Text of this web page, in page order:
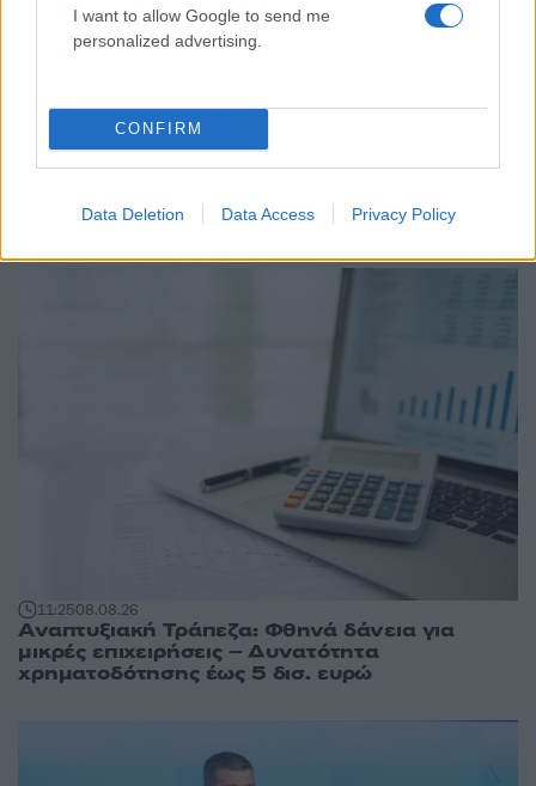
I want to allow Google to send me
personalized advertising.
CONFIRM
Data Deletion Data Access Privacy Policy
Σούπερ μάρκετ: Νέες μειώσεις τιμών –
916 προϊόντα στην εθνική πρωτοβουλία,
ανάμεσά τους 130 σχολικά
Περισσότερα άρθρα
11:2508.08.26
Αναπτυξιακή Τράπεζα: Φθηνά δάνεια για
μικρές επιχειρήσεις – Δυνατότητα
χρηματοδότησης έως 5 δισ. ευρώ